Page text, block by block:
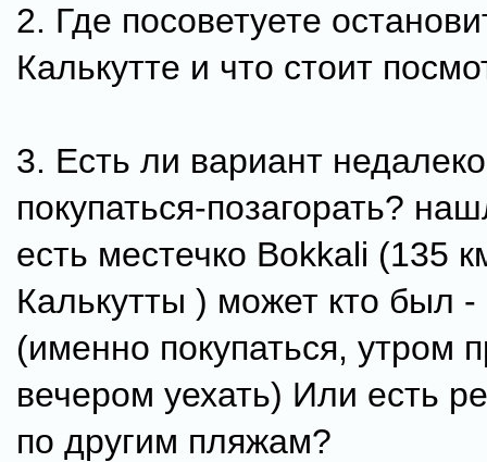
2. Где посоветуете
Калькутте и что стоит
3. Есть ли вариант
покупаться-позагорать?
есть местечко Bokkali (135
Калькутты ) может кто был -
(именно покупаться, утром
вечером уехать) Или есть
по другим пляжам?